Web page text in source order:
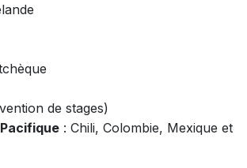
de stages)
: Chili, Colombie, Mexique et